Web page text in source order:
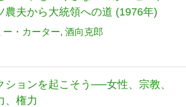
農夫から大統領への道 (1976年)
ー・カーター 酒向克郎
ションを起こそう──女性、宗教、
、権力